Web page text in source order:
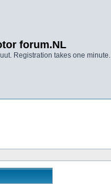
forum.NL
Registration takes one minute.